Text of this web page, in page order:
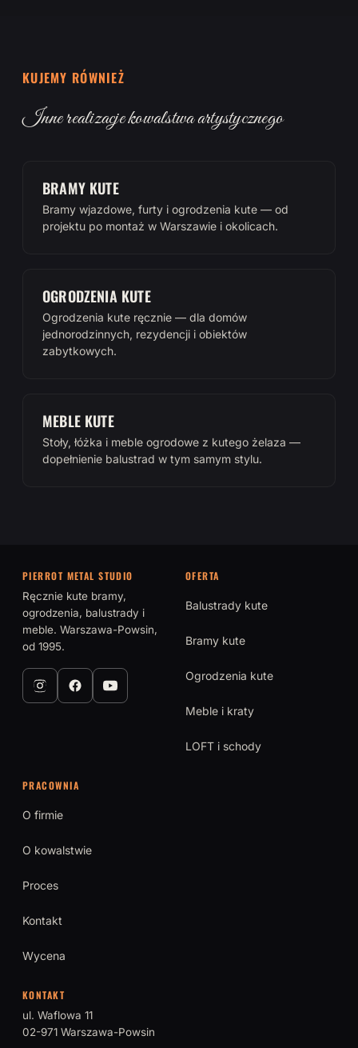
KUJEMY RÓWNIEŻ
Inne realizacje kowalstwa artystycznego
BRAMY KUTE
Bramy wjazdowe, furty i ogrodzenia kute — od
projektu po montaż w Warszawie i okolicach.
OGRODZENIA KUTE
Ogrodzenia kute ręcznie — dla domów
jednorodzinnych, rezydencji i obiektów
zabytkowych.
MEBLE KUTE
Stoły, łóżka i meble ogrodowe z kutego żelaza —
dopełnienie balustrad w tym samym stylu.
PIERROT METAL STUDIO
Ręcznie kute bramy,
ogrodzenia, balustrady i
meble. Warszawa-Powsin,
od 1995.
OFERTA
Balustrady kute
Bramy kute
Ogrodzenia kute
Meble i kraty
LOFT i schody
PRACOWNIA
O firmie
O kowalstwie
Proces
Kontakt
Wycena
KONTAKT
ul. Waflowa 11
02-971 Warszawa-Powsin